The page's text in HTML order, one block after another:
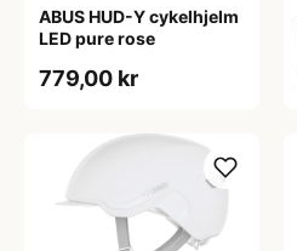
ABUS HUD-Y cykelhjelm
LED pure rose
779,00 kr